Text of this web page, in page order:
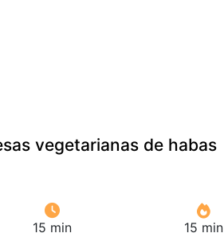
vegetarianas de habas
15 min 15 min